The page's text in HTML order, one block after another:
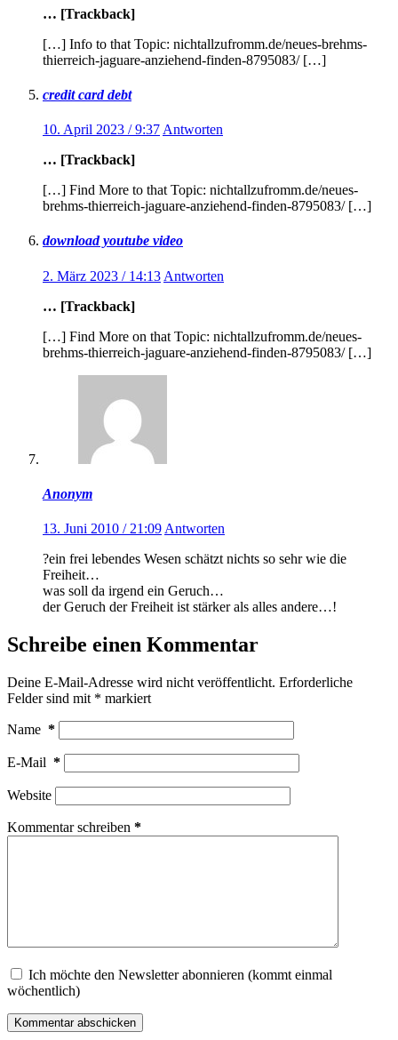
… [Trackback]
[…] Info to that Topic: nichtallzufromm.de/neues-brehms-
thierreich-jaguare-anziehend-finden-8795083/ […]
credit card debt
10. April 2023 / 9:37 Antworten
… [Trackback]
[…] Find More to that Topic: nichtallzufromm.de/neues-
brehms-thierreich-jaguare-anziehend-finden-8795083/ […]
download youtube video
2. März 2023 / 14:13 Antworten
… [Trackback]
[…] Find More on that Topic: nichtallzufromm.de/neues-
brehms-thierreich-jaguare-anziehend-finden-8795083/ […]
Anonym
13. Juni 2010 / 21:09 Antworten
?ein frei lebendes Wesen schätzt nichts so sehr wie die
Freiheit…
was soll da irgend ein Geruch…
der Geruch der Freiheit ist stärker als alles andere…!
Schreibe einen Kommentar
Deine E-Mail-Adresse wird nicht veröffentlicht. Erforderliche
Felder sind mit * markiert
Name *
E-Mail *
Website
Kommentar schreiben *
Ich möchte den Newsletter abonnieren (kommt einmal
wöchentlich)
Kommentar abschicken